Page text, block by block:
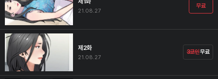
21.08.27
무료
제2화
21.08.27
3코인무료